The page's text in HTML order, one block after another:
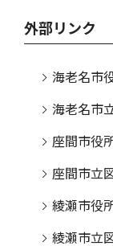
外部リンク
海老名市
海老名市
座間市役
座間市立
綾瀬市役
綾瀬市立